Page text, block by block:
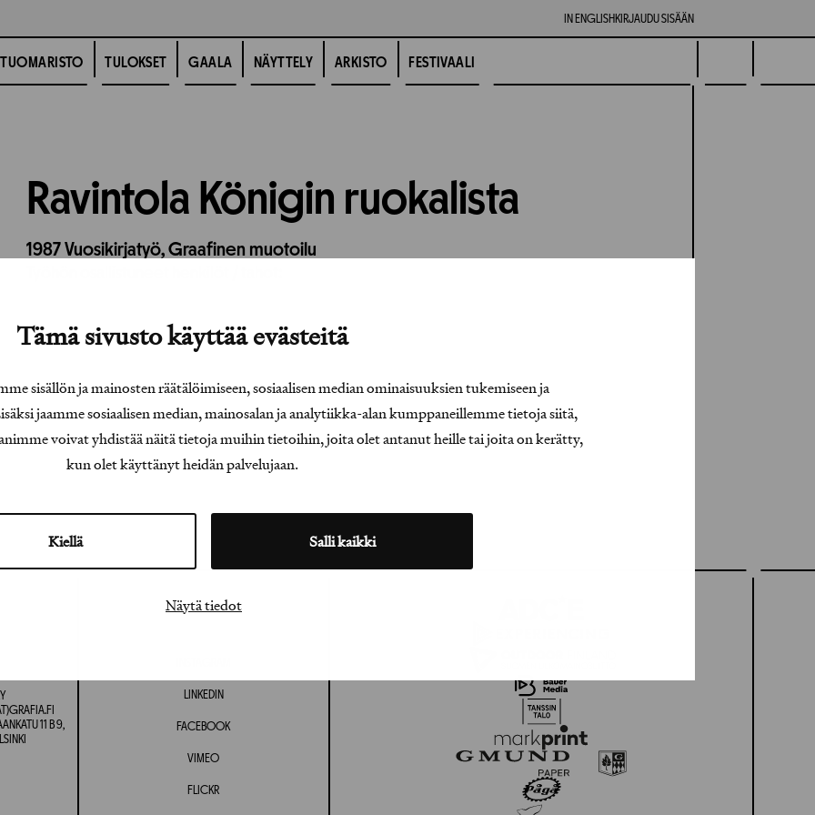
Tämä sivusto käyttää evästeitä
sisällön ja mainosten räätälöimiseen, sosiaalisen median ominaisuuksien tukemiseen ja
jaamme sosiaalisen median, mainosalan ja analytiikka-alan kumppaneillemme tietoja siitä,
voivat yhdistää näitä tietoja muihin tietoihin, joita olet antanut heille tai joita on kerätty,
kun olet käyttänyt heidän palvelujaan.
Kiellä Salli kaikki
Näytä tiedot
IN ENGLISH KIRJAUDU SISÄÄN
TUOMARISTO TULOKSET GAALA NÄYTTELY ARKISTO FESTIVAALI
Ravintola Königin ruokalista
1987 Vuosikirjatyö,Graafinen muotoilu
11 B 9,
LINKEDIN
FACEBOOK
VIMEO
FLICKR